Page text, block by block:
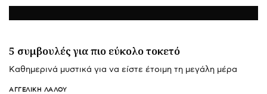
5 συμβουλές για πιο εύκολο τοκετό
Καθημερινά μυστικά για να είστε έτοιμη τη μεγάλη μέρα
ΑΓΓΕΛΙΚΉ ΛΆΛΟΥ